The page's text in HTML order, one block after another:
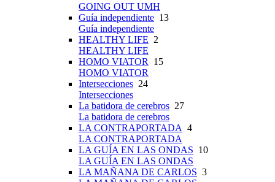
GOING OUT UMH
Guía independiente 13
Guía independiente
HEALTHY LIFE 2
HEALTHY LIFE
HOMO VIATOR
15
HOMO VIATOR
Intersecciones 24
Intersecciones
La batidora de cerebros 27
La batidora de cerebros
LA CONTRAPORTADA 4
LA CONTRAPORTADA
LA GUÍA EN LAS ONDAS 10
LA GUÍA EN LAS ONDAS
LA MAÑANA DE CARLOS 3